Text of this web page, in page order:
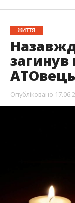
ЖИТТЯ
Опубліковано